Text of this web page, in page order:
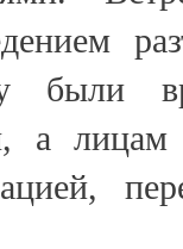
были
а лицам